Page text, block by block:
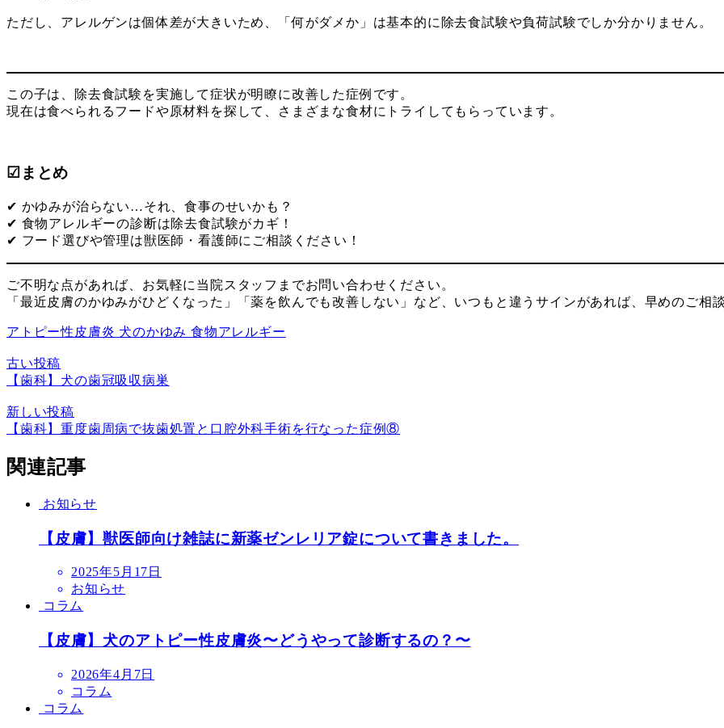
ただし、アレルゲンは個体差が大きいため、「何がダメか」は基本的に除去食試験や負荷試験でしか分かりません。
この子は、除去食試験を実施して症状が明瞭に改善した症例です。
現在は食べられるフードや原材料を探して、さまざまな食材にトライしてもらっています。
☑まとめ
✔ かゆみが治らない…それ、食事のせいかも？
✔ 食物アレルギーの診断は除去食試験がカギ！
✔ フード選びや管理は獣医師・看護師にご相談ください！
ご不明な点があれば、お気軽に当院スタッフまでお問い合わせください。
「最近皮膚のかゆみがひどくなった」「薬を飲んでも改善しない」など、いつもと違うサインがあれば、早めのご相
アトピー性皮膚炎 犬のかゆみ食物アレルギー
古い投稿
【歯科】犬の歯冠吸収病巣
新しい投稿
【歯科】重度歯周病で抜歯処置と口腔外科手術を行なった症例⑧
関連記事
お知らせ
【皮膚】獣医師向け雑誌に新薬ゼンレリア錠について書きました。
投
稿
日
2025年5月17日
お知らせ
コラム
【皮膚】犬のアトピー性皮膚炎〜どうやって診断するの？〜
投
稿
日
2026年4月7日
コラム
コラム